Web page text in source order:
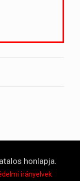
honlapja.
irányelvek